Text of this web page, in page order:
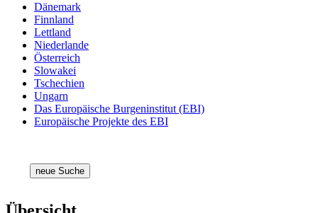
Dänemark
Finnland
Lettland
Niederlande
Österreich
Slowakei
Tschechien
Ungarn
Das Europäische Burgeninstitut (EBI)
Europäische Projekte des EBI
neue Suche